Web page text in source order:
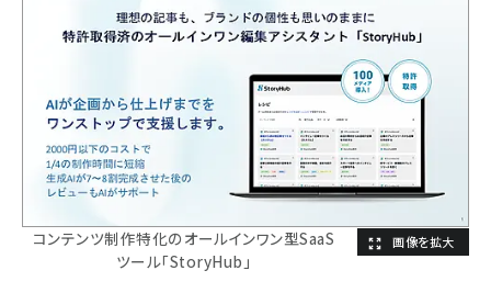
コンテンツ制作特化のオールインワン型SaaS
ツール「StoryHub」